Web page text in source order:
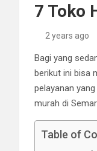
7 Toko
2 years ago
Bagi yang
berikut ini bisa
pelayanan
murah di
Table of